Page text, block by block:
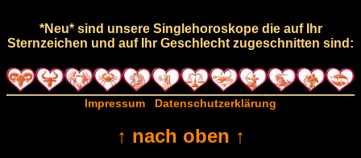
*Neu* sind unsere Singlehoroskope die auf Ihr
Sternzeichen und auf Ihr Geschlecht zugeschnitten sind:
Impressum Datenschutzerklärung
↑ nach oben ↑